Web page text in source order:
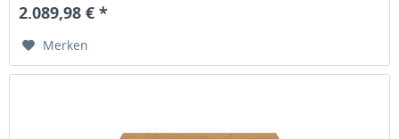
2.089,98 € *
Merken